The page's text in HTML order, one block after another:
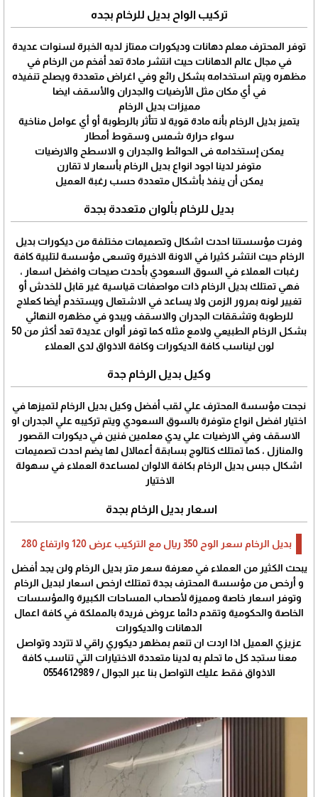
تركيب الواح بديل للرخام بجده
توفر المحترف معلم دهانات وديكورات ممتاز لديه الخبرة لسنوات عديدة
في مجال عالم الدهانات حيث انتشر مادة تعد أفخم من الرخام في
مظهره ويتم استخدامه بشكل رائع وفي اغراض متعددة ويصلح تنفيذه
في أي مكان مثل الأرضيات والجدران والأسقف ايضا
مميزات بديل الرخام
يتميز بذيل الرخام بأنه مادة قوية لا تتأثر بالرطوبة أو أي عوامل مناخية
سواء حرارة شمس وسقوط أمطار
يمكن إستخدامه فى الحوائط والجدران و الاسطح والارضيات
متوفر لدينا اجود انواع بديل الرخام بأسعار لا تقارن
يمكن أن ينفذ بأشكال متعددة حسب رغبة العميل
بديل للرخام بألوان متعددة بجدة
وفرت مؤسستنا احدث اشكال وتصميمات مختلفة من ديكورات بديل
الرخام حيث انتشر كثيرا في الاونة الاخيرة وتسعى مؤسسة لتلبية كافة
رغبات العملاء في السوق السعودي بأحدث صيحات وافضل اسعار ،
فهي تمتلك بديل الرخام ذات مواصفات قياسية غير قابل للخدش أو
تغيير لونه بمرور الزمن ولا يساعد في الاشتعال ويستخدم أيضا كعلاج
للرطوبة وتشققات الجدران والاسقف ويبدو في مظهره النهائي
بشكل الرخام الطبيعي ولامع مثله كما توفر ألوان عديدة تعد أكثر من 50
لون ليناسب كافة الديكورات وكافة الاذواق لدى العملاء
وكيل بديل الرخام جدة
نجحت مؤسسة المحترف علي لقب أفضل وكيل بديل الرخام لتميزها في
اختيار افضل انواع متوفرة بالسوق السعودي ويتم تركيبه علي الجدران او
الاسقف وفي الارضيات علي يدي معلمين فنين في ديكورات القصور
والمنازل ، كما تمتلك كتالوج بسابقة أعمالال لها يضم احدث تصميمات
اشكال جبس بديل الرخام بكافة الالوان لمساعدة العملاء في سهولة
الاختيار
اسعار بديل الرخام بجدة
بديل الرخام سعر الوح 350 ريال مع التركيب عرض 120 وارتفاع 280
يبحث الكثير من العملاء في معرفة سعر متر بديل الرخام ولن يجد أفضل
و أرخص من مؤسسة المحترف بجدة تمتلك ارخص اسعار لبديل الرخام
وتوفر اسعار خاصة ومميزة لأصحاب المساحات الكبيرة والمؤسسات
الخاصة والحكومية وتقدم دائما عروض فريدة بالمملكة في كافة اعمال
الدهانات والديكورات
عزيزي العميل اذا اردت ان تنعم بمظهر ديكوري راقي لا تتردد وتواصل
معنا ستجد كل ما تحلم به لدينا متعددة الاختيارات التي تناسب كافة
الاذواق فقط عليك التواصل بنا عبر الجوال / 0554612989